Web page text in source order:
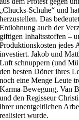
„Chucks-Schuhe“ und
herzustellen. Das
Entlohnung auch der
giftigen Inhaltsstoffen –
Produktionskosten jedes
investiert. Jakob und
Luft schnuppern (und
den besten Döner ihres
noch eine Menge Leute
Karma-Bewegung, Van
und den Regisseur
ihrer unentgeltlichen
realisiert wurde.